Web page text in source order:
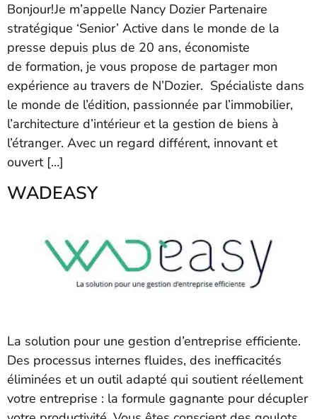
Bonjour!Je m’appelle Nancy Dozier Partenaire
stratégique ‘Senior’ Active dans le monde de la
presse depuis plus de 20 ans, économiste
de formation, je vous propose de partager mon
expérience au travers de N’Dozier. Spécialiste dans
le monde de l’édition, passionnée par l’immobilier,
l’architecture d’intérieur et la gestion de biens à
l’étranger. Avec un regard différent, innovant et
ouvert […]
WADEASY
La solution pour une gestion d’entreprise efficiente.
Des processus internes fluides, des inefficacités
éliminées et un outil adapté qui soutient réellement
votre entreprise : la formule gagnante pour décupler